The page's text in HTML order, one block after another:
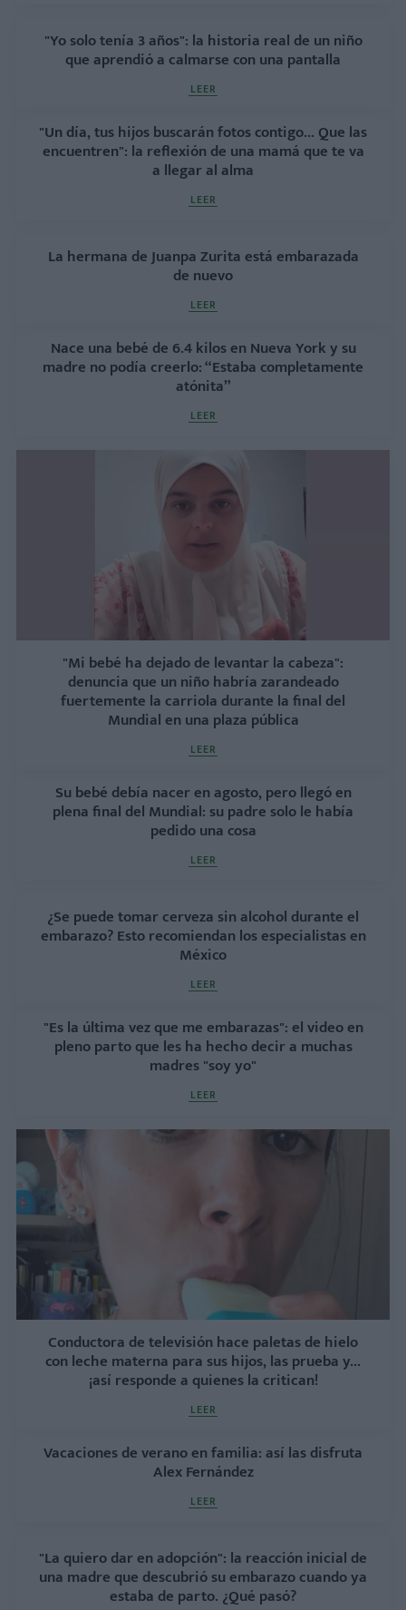
"Yo solo tenía 3 años": la historia real de un niño
que aprendió a calmarse con una pantalla
LEER
"Un día, tus hijos buscarán fotos contigo... Que las
encuentren": la reflexión de una mamá que te va
a llegar al alma
LEER
La hermana de Juanpa Zurita está embarazada
de nuevo
LEER
Nace una bebé de 6.4 kilos en Nueva York y su
madre no podía creerlo: “Estaba completamente
atónita”
LEER
"Mi bebé ha dejado de levantar la cabeza":
denuncia que un niño habría zarandeado
fuertemente la carriola durante la final del
Mundial en una plaza pública
LEER
Su bebé debía nacer en agosto, pero llegó en
plena final del Mundial: su padre solo le había
pedido una cosa
LEER
¿Se puede tomar cerveza sin alcohol durante el
embarazo? Esto recomiendan los especialistas en
México
LEER
"Es la última vez que me embarazas": el video en
pleno parto que les ha hecho decir a muchas
madres "soy yo"
LEER
Conductora de televisión hace paletas de hielo
con leche materna para sus hijos, las prueba y...
¡así responde a quienes la critican!
LEER
Vacaciones de verano en familia: así las disfruta
Alex Fernández
LEER
"La quiero dar en adopción": la reacción inicial de
una madre que descubrió su embarazo cuando ya
estaba de parto. ¿Qué pasó?